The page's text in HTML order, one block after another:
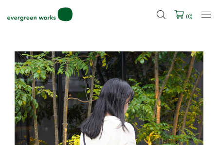
2027年ご入学用ランドセル受注会スケジュール
(0)